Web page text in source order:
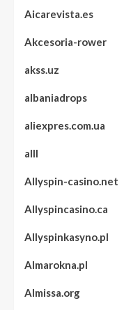
Aicarevista.es
Akcesoria-rower
akss.uz
albaniadrops
aliexpres.com.ua
alll
Allyspin-casino.net
Allyspincasino.ca
Allyspinkasyno.pl
Almarokna.pl
Almissa.org